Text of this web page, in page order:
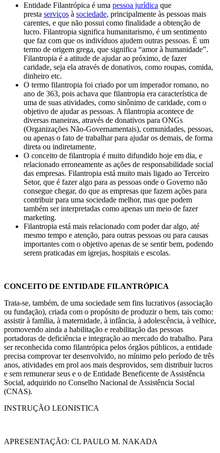
Entidade Filantrópica é uma pessoa jurídica que
presta serviços à sociedade, principalmente às pessoas mais
carentes, e que não possui como finalidade a obtenção de
lucro. Filantropia significa humanitarismo, é um sentimento
que faz com que os indivíduos ajudem outras pessoas. É um
termo de origem grega, que significa “amor à humanidade”.
Filantropia é a atitude de ajudar ao próximo, de fazer
caridade, seja ela através de donativos, como roupas, comida,
dinheiro etc.
O termo filantropia foi criado por um imperador romano, no
ano de 363, pois achava que filantropia era característica de
uma de suas atividades, como sinônimo de caridade, com o
objetivo de ajudar as pessoas. A filantropia acontece de
diversas maneiras, através de donativos para ONGs
(Organizações Não-Governamentais), comunidades, pessoas,
ou apenas o fato de trabalhar para ajudar os demais, de forma
direta ou indiretamente.
O conceito de filantropia é muito difundido hoje em dia, e
relacionado erroneamente as ações de responsabilidade social
das empresas. Filantropia está muito mais ligado ao Terceiro
Setor, que é fazer algo para as pessoas onde o Governo não
consegue chegar, do que as empresas que fazem ações para
contribuir para uma sociedade melhor, mas que podem
também ser interpretadas como apenas um meio de fazer
marketing.
Filantropia está mais relacionado com poder dar algo, até
mesmo tempo e atenção, para outras pessoas ou para causas
importantes com o objetivo apenas de se sentir bem, podendo
serem praticadas em igrejas, hospitais e escolas.
CONCEITO DE ENTIDADE FILANTRÓPICA
Trata-se, também, de uma sociedade sem fins lucrativos (associação
ou fundação), criada com o propósito de produzir o bem, tais como:
assistir à família, à maternidade, à infância, à adolescência, à velhice,
promovendo ainda a habilitação e reabilitação das pessoas
portadoras de deficiência e integração ao mercado do trabalho. Para
ser reconhecida como filantrópica pelos órgãos públicos, a entidade
precisa comprovar ter desenvolvido, no mínimo pelo período de três
anos, atividades em prol aos mais desprovidos, sem distribuir lucros
e sem remunerar seus e o de Entidade Beneficente de Assistência
Social, adquirido no Conselho Nacional de Assistência Social
(CNAS).
INSTRUÇÃO LEONISTICA
APRESENTAÇÃO: CL PAULO M. NAKADA